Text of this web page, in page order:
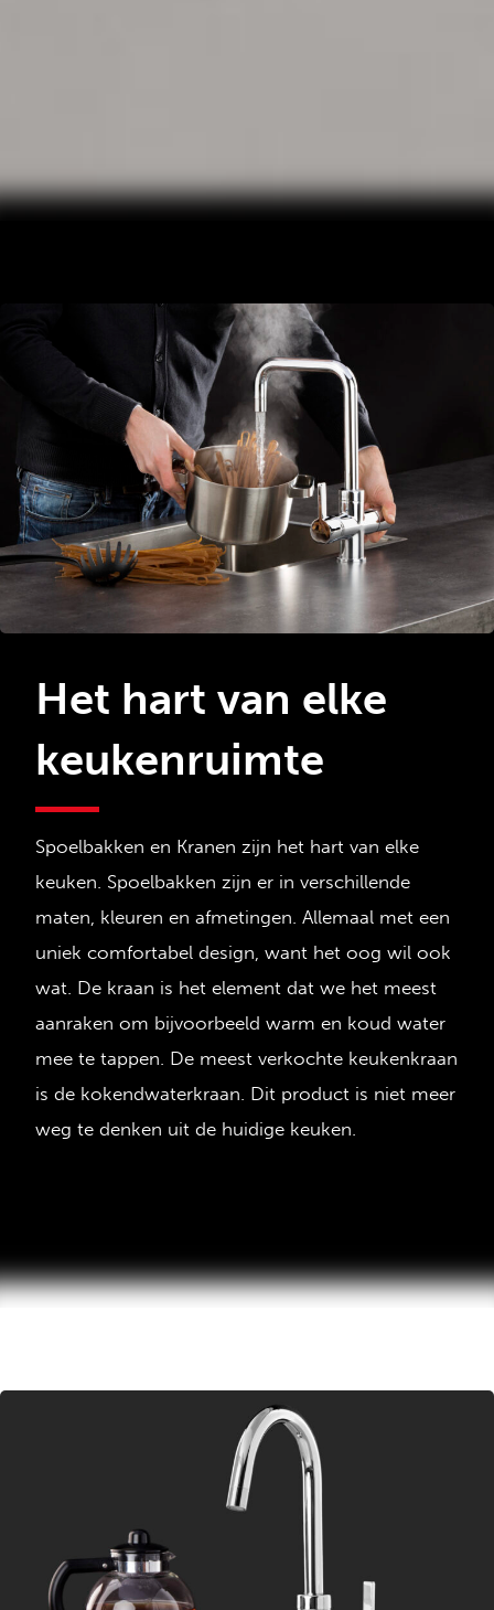
Het hart van elke
keukenruimte
Spoelbakken en Kranen zijn het hart van elke
keuken. Spoelbakken zijn er in verschillende
maten, kleuren en afmetingen. Allemaal met een
uniek comfortabel design, want het oog wil ook
wat. De kraan is het element dat we het meest
aanraken om bijvoorbeeld warm en koud water
mee te tappen. De meest verkochte keukenkraan
is de kokendwaterkraan. Dit product is niet meer
weg te denken uit de huidige keuken.